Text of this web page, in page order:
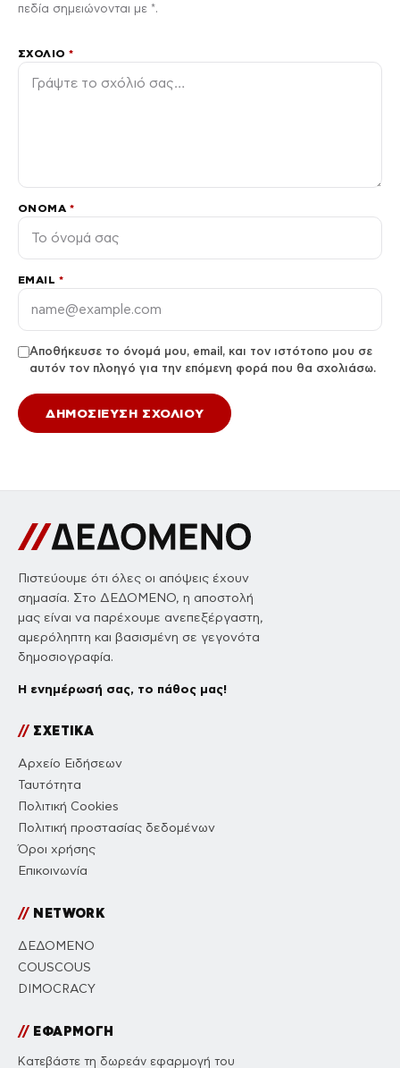
πεδία σημειώνονται με *.
ΣΧΌΛΙΟ*
ΌΝΟΜΑ *
EMAIL *
Αποθήκευσε το όνομά μου, email, και τον ιστότοπο μου σε
αυτόν τον πλοηγό για την επόμενη φορά που θα σχολιάσω.
Πιστεύουμε ότι όλες οι απόψεις έχουν
σημασία. Στο ΔΕΔΟΜΕΝΟ, η αποστολή
μας είναι να παρέχουμε ανεπεξέργαστη,
αμερόληπτη και βασισμένη σε γεγονότα
δημοσιογραφία.
Η ενημέρωσή σας, το πάθος μας!
//ΣΧΕΤΙΚΑ
Αρχείο Ειδήσεων
Ταυτότητα
Πολιτική Cookies
Πολιτική προστασίας δεδομένων
Όροι χρήσης
Επικοινωνία
//NETWORK
ΔΕΔΟΜΕΝΟ
COUSCOUS
DIMOCRACY
//ΕΦΑΡΜΟΓΗ
Κατεβάστε τη δωρεάν εφαρμογή του